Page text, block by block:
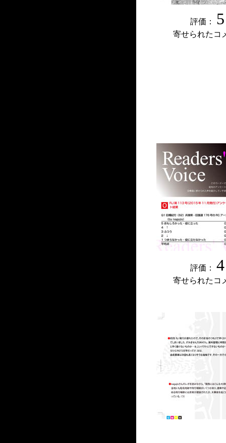
評価： 5
寄せられたコ
評価： 4
寄せられたコ